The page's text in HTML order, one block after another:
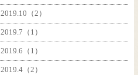
2019.10（2）
2019.7（1）
2019.6（1）
2019.4（2）